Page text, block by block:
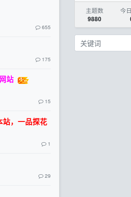
655
175
站
15
，一品探花
1
29
主题数
9880
今